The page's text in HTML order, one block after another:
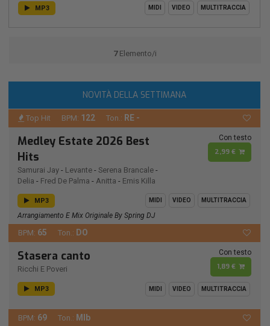
MP3 MIDI VIDEO MULTITRACCIA
7Elemento/i
NOVITÀ DELLA SETTIMANA
Top Hit BPM: 122 Ton.: RE -
Medley Estate 2026 Best
Hits
Samurai Jay - Levante - Serena Brancale -
Delia - Fred De Palma - Anitta - Emis Killa
Con testo
2,99 €
MP3 MIDI VIDEO MULTITRACCIA
Arrangiamento E Mix Originale By Spring DJ
BPM: 65 Ton.: DO
Stasera canto
Ricchi E Poveri
Con testo
1,89 €
MP3 MIDI VIDEO MULTITRACCIA
BPM: 69 Ton.: MIb